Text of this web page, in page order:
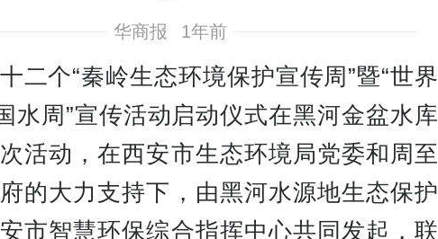
华商报 1年前
二个“秦岭生态环境保护宣传周”暨“世界
水周”宣传活动启动仪式在黑河金盆水库
活动，在西安市生态环境局党委和周至
的大力支持下，由黑河水源地生态保护
市智慧环保综合指挥中心共同发起，联